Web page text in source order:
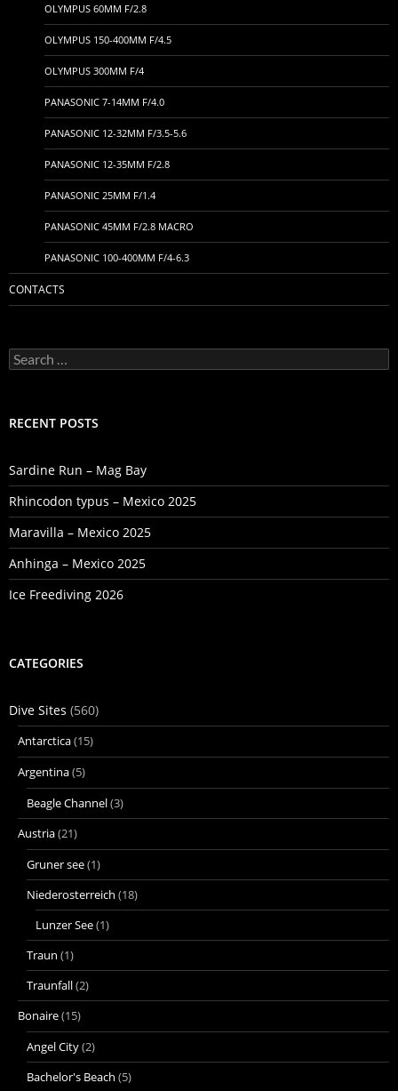
OLYMPUS 60MM F/2.8
OLYMPUS 150-400MM F/4.5
OLYMPUS 300MM F/4
PANASONIC 7-14MM F/4.0
PANASONIC 12-32MM F/3.5-5.6
PANASONIC 12-35MM F/2.8
PANASONIC 25MM F/1.4
PANASONIC 45MM F/2.8 MACRO
PANASONIC 100-400MM F/4-6.3
CONTACTS
Search
for:
RECENT POSTS
Sardine Run – Mag Bay
Rhincodon typus – Mexico 2025
Maravilla – Mexico 2025
Anhinga – Mexico 2025
Ice Freediving 2026
CATEGORIES
Dive Sites (560)
Antarctica(15)
Argentina(5)
Beagle Channel(3)
Austria(21)
Gruner see(1)
Niederosterreich (18)
Lunzer See(1)
Traun (1)
Traunfall(2)
Bonaire(15)
Angel City(2)
Bachelor's Beach (5)